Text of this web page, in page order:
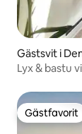
Gästsvit i
Lyx & bastu
Gästfavorit
Gästfavorit